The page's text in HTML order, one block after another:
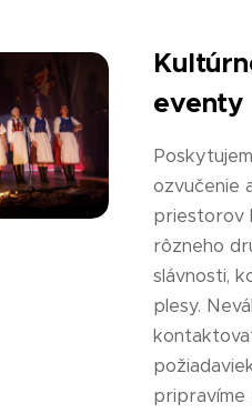
eventy
ozvučenie
priestorov
rôzneho
slávnosti,
plesy.
pripravíme